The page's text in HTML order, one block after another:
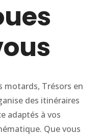
motards, Trésors en
des itinéraires
adaptés à vos
Que vous